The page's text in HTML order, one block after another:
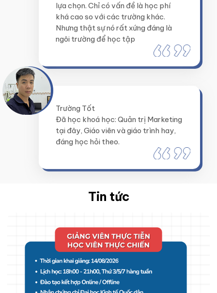
lựa chọn. Chỉ có vấn đề là học phí
khá cao so với các trường khác.
Nhưng thật sự nó rất xứng đáng là
ngôi trường để học tập
Trường Tốt
Đã học khoá học: Quản trị Marketing
tại đây, Giáo viên và giáo trình hay,
đáng học hỏi theo.
Tin tức